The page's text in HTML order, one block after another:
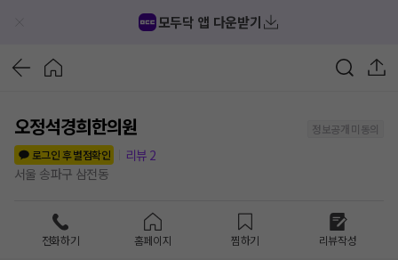
모두닥 앱 다운받기
오정석경희한의원
정보공개 미동의
로그인 후 별점확인
리뷰 2
서울 송파구 삼전동
전화하기 홈페이지 찜하기 리뷰작성